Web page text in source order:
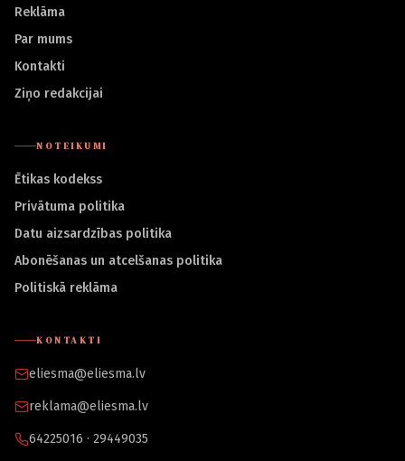
Reklāma
Par mums
Kontakti
Ziņo redakcijai
NOTEIKUMI
Ētikas kodekss
Privātuma politika
Datu aizsardzības politika
Abonēšanas un atcelšanas politika
Politiskā reklāma
KONTAKTI
eliesma@eliesma.lv
reklama@eliesma.lv
64225016 · 29449035